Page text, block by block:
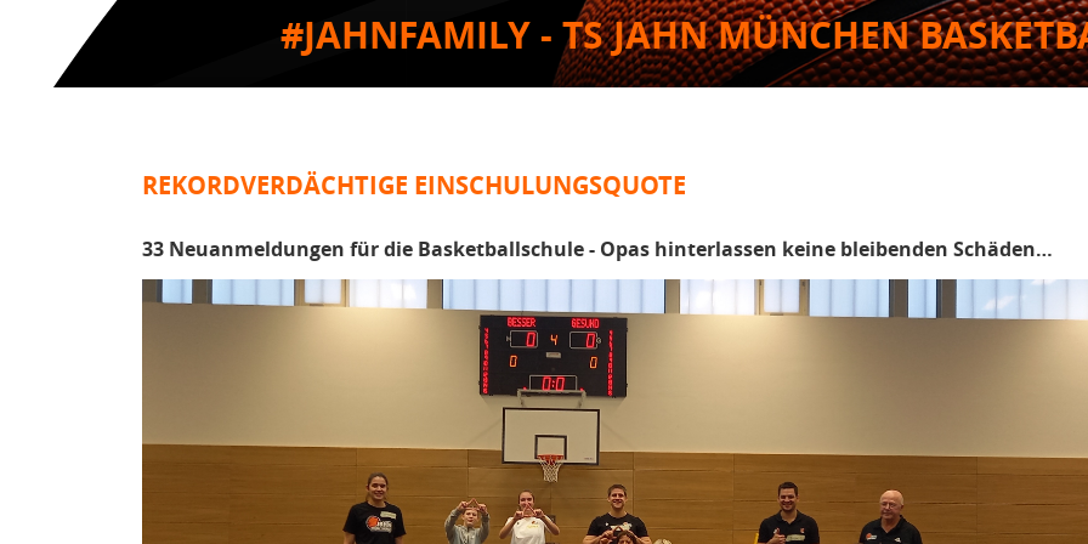
#JAHNFAMILY - TS JAHN MÜNCHEN
REKORDVERDÄCHTIGE EINSCHULUNGSQUOTE
33 Neuanmeldungen für die Basketballschule - Opas hinterlassen keine bleibenden Schäden…